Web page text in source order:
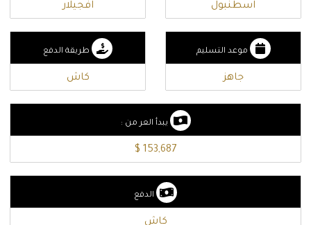
اسطنبول افجيلار
موعد التسليم
جاهز
طريقة الدفع
كاش
يبدأ العر من :
153,687 $
الدفع
كاش